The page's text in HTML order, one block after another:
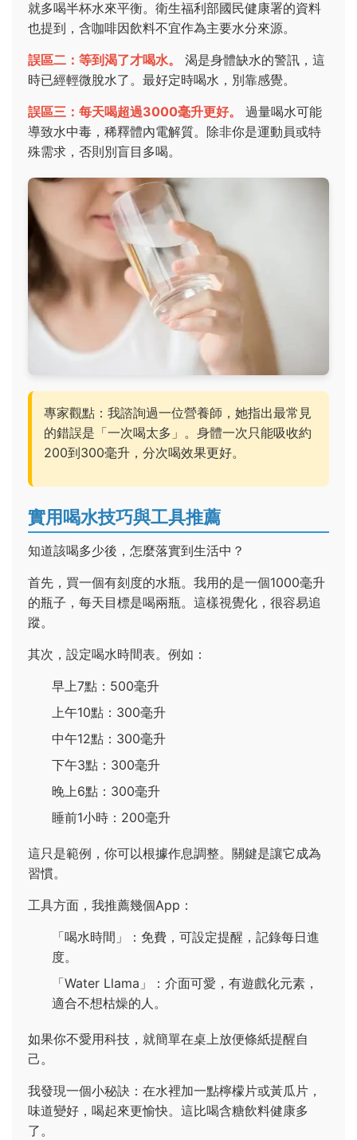
就多喝半杯水來平衡。衛生福利部國民健康署的資料
也提到，含咖啡因飲料不宜作為主要水分來源。
誤區二：等到渴了才喝水。
渴是身體缺水的警訊，這
時已經輕微脫水了。最好定時喝水，別靠感覺。
誤區三：每天喝超過3000毫升更好。
過量喝水可能
導致水中毒，稀釋體內電解質。除非你是運動員或特
殊需求，否則別盲目多喝。
專家觀點：我諮詢過一位營養師，她指出最常見
的錯誤是「一次喝太多」。身體一次只能吸收約
200到300毫升，分次喝效果更好。
實用喝水技巧與工具推薦
知道該喝多少後，怎麼落實到生活中？
首先，買一個有刻度的水瓶。我用的是一個1000毫升
的瓶子，每天目標是喝兩瓶。這樣視覺化，很容易追
蹤。
其次，設定喝水時間表。例如：
早上7點：500毫升
上午10點：300毫升
中午12點：300毫升
下午3點：300毫升
晚上6點：300毫升
睡前1小時：200毫升
這只是範例，你可以根據作息調整。關鍵是讓它成為
習慣。
工具方面，我推薦幾個App：
「喝水時間」：免費，可設定提醒，記錄每日進
度。
「Water Llama」：介面可愛，有遊戲化元素，
適合不想枯燥的人。
如果你不愛用科技，就簡單在桌上放便條紙提醒自
己。
我發現一個小秘訣：在水裡加一點檸檬片或黃瓜片，
味道變好，喝起來更愉快。這比喝含糖飲料健康多
了。